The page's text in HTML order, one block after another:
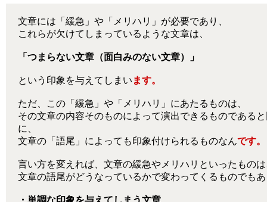
文章には「緩急」や「メリハリ」が必要であり、
これらが欠けてしまっているような文章は、
「つまらない文章（面白みのない文章）」
という印象を与えてしまい ます。
ただ、この「緩急」や「メリハリ」にあたるものは、
その文章の内容そのものによって演出できるものである
に、
文章の「語尾」によっても印象付けられるものなんです。
言い方を変えれば、文章の緩急やメリハリといったもの
文章の語尾がどうなっているかで変わってくるものでも